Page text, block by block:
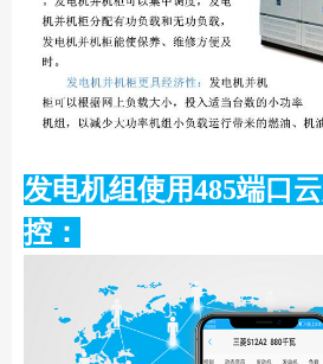
发电机组使用485端口
控：